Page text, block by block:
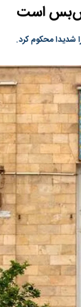
است
شدیدا محکوم کرد.
پیمان مکه؛
اسلام
رکوردشکنی
بورس